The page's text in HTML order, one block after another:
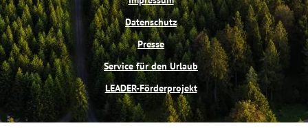
Datenschutz
Presse
Service für den Urlaub
LEADER-Förderprojekt